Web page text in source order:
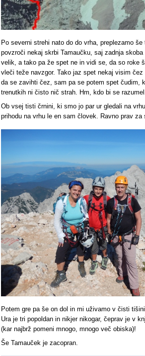
Po severni strehi nato do do vrha, preplezamo
povzroči nekaj skrbi Tamaučku, saj zadnja
velik, a tako pa že spet ne in vidi se, da so roke
vleči teže navzgor. Tako jaz spet nekaj visim
da se zavihti čez, sam pa se potem spet čudim,
trenutkih ni čisto nič strah. Hm, kdo bi se razumel.
Ob vsej tisti črnini, ki smo jo par ur gledali na
prihodu na vrhu le en sam človek. Ravno prav za
Potem gre pa še on dol in mi uživamo v čisti
Ura je tri popoldan in nikjer nikogar, čeprav je v
(kar najbrž pomeni mnogo, mnogo več obiska)!
Še Tamauček je zacopran.